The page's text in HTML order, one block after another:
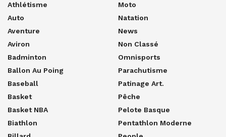
Athlétisme
Auto
Aventure
Aviron
Badminton
Ballon Au Poing
Baseball
Basket
Basket NBA
Biathlon
Moto
Natation
News
Non Classé
Omnisports
Parachutisme
Patinage Art.
Pêche
Pelote Basque
Pentathlon Moderne